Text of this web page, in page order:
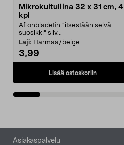
Mikrokuituliina 32 x 31 cm, 4
kpl
Aftonbladetin "itsestään selvä
suosikki" siiv...
Laji: Harmaa/beige
3,99
Lisää ostoskoriin
Alatunniste
Asiakaspalvelu